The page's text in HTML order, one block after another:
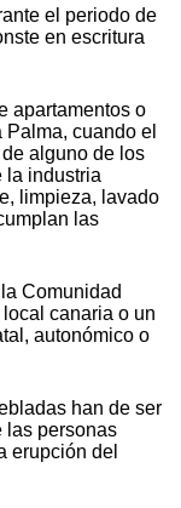
el periodo de
en escritura
apartamentos o
cuando el
alguno de los
la industria
limpieza, lavado
las
Comunidad
canaria o un
autonómico o
han de ser
las personas
erupción del